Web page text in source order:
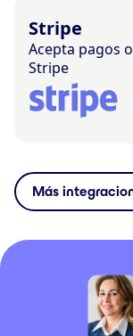
Stripe
Acepta pagos
Stripe
Más